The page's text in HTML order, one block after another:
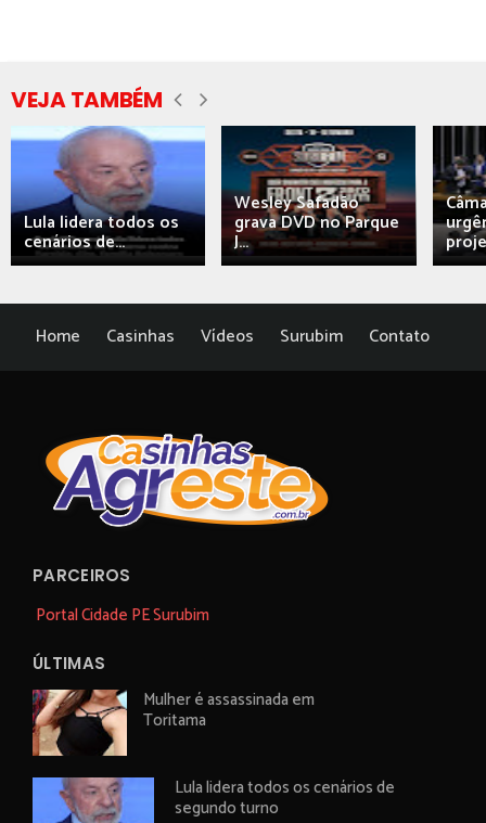
VEJA TAMBÉM
Lula lidera todos os
cenários de...
Wesley Safadão
grava DVD no Parque
J...
Home Casinhas Vídeos Surubim Contato
PARCEIROS
Portal Cidade PE Surubim
ÚLTIMAS
Mulher é assassinada em
Toritama
Lula lidera todos os cenários de
segundo turno